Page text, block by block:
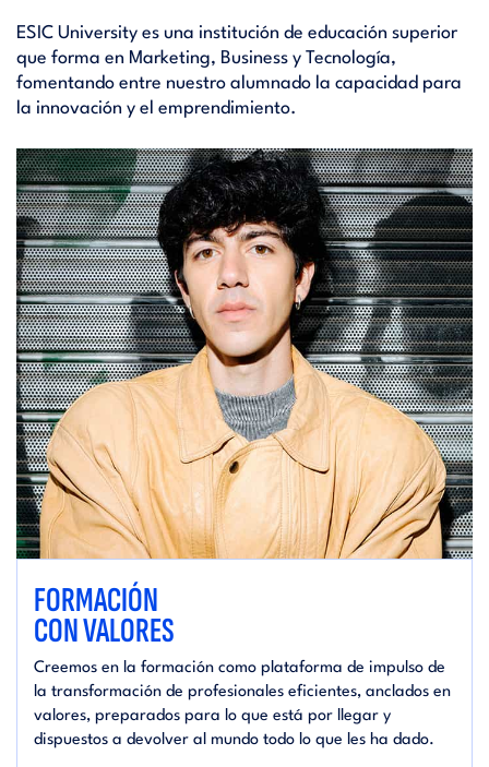
ESIC University es una institución de educación superior
que forma en Marketing, Business y Tecnología,
fomentando entre nuestro alumnado la capacidad para
la innovación y el emprendimiento.
FORMACIÓN
CON VALORES
Creemos en la formación como plataforma de impulso de
la transformación de profesionales eficientes, anclados en
valores, preparados para lo que está por llegar y
dispuestos a devolver al mundo todo lo que les ha dado.